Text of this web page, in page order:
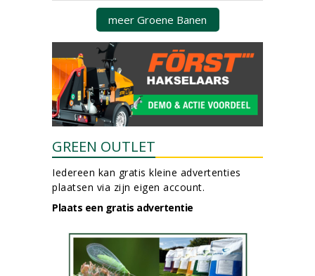
meer Groene Banen
GREEN OUTLET
Iedereen kan gratis kleine advertenties
plaatsen via zijn eigen account.
Plaats een gratis advertentie